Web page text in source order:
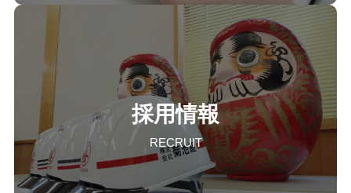
採用情報
RECRUIT